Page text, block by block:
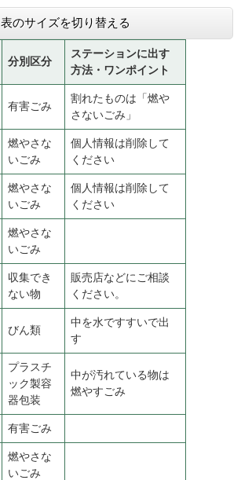
表のサイズを切り替える
分別区分
ステーションに出す
方法・ワンポイント
有害ごみ
割れたものは「燃や
さないごみ」
燃やさな
いごみ
個人情報は削除して
ください
燃やさな
いごみ
個人情報は削除して
ください
燃やさな
いごみ
収集でき
ない物
販売店などにご相談
ください。
びん類
中を水ですすいで出
す
プラスチ
ック製容
器包装
中が汚れている物は
燃やすごみ
有害ごみ
燃やさな
いごみ